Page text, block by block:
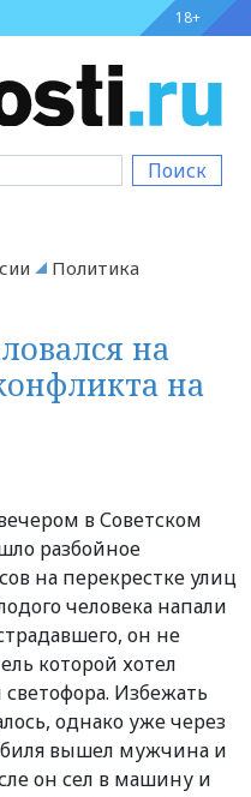
18+
Поиск
Политика
на
на
в Советском
разбойное
на перекрестке улиц
человека напали
он не
которой хотел
Избежать
однако уже через
вышел мужчина и
он сел в машину и